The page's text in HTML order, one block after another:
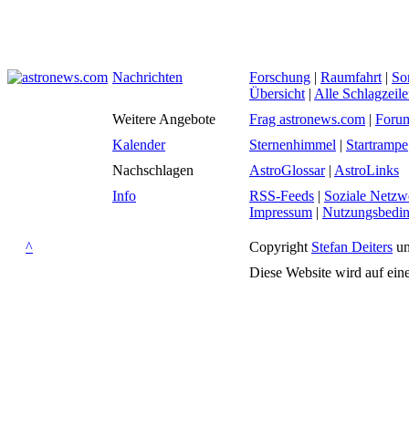
Nachrichten Forschung | Raumfahrt |
Übersicht | Alle
Weitere Angebote
Frag astronews.com |
Kalender
Sternenhimmel | Startrampe
Nachschlagen
AstroGlossar| AstroLinks
Info
RSS-Feeds | Soziale
Impressum |
^ Copyright Stefan Deiters
Diese Website wird auf